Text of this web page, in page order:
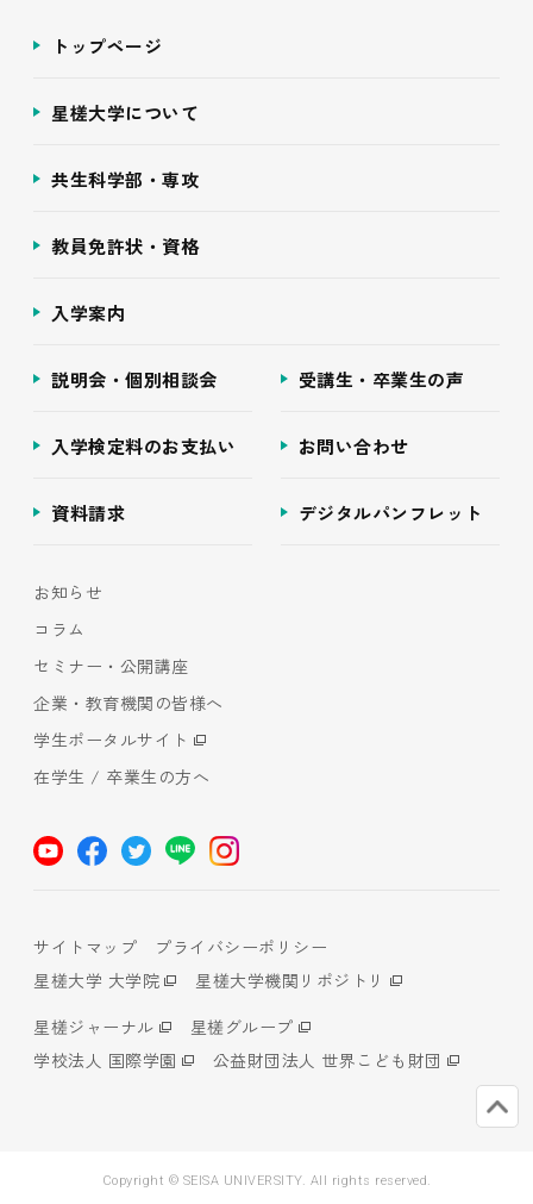
トップページ
星槎大学について
共生科学部・専攻
教員免許状・資格
入学案内
説明会・個別相談会 受講生・卒業生の声
入学検定料のお支払い お問い合わせ
資料請求 デジタルパンフレット
お知らせ
コラム
セミナー・公開講座
企業・教育機関の皆様へ
学生ポータルサイト
在学生 / 卒業生の方へ
サイトマップ
プライバシーポリシー
星槎大学 大学院
星槎大学機関リポジトリ
星槎ジャーナル
星槎グループ
学校法人 国際学園
公益財団法人 世界こども財団
Copyright © SEISA UNIVERSITY. All rights reserved.